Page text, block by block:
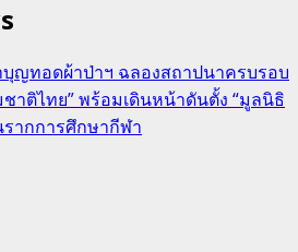
ญทอดผ้าป่าฯ ฉลองสถาปนาครบรอบ
าติไทย” พร้อมเดินหน้าดันตั้ง “มูลนิธิ
ากการศึกษากีฬา